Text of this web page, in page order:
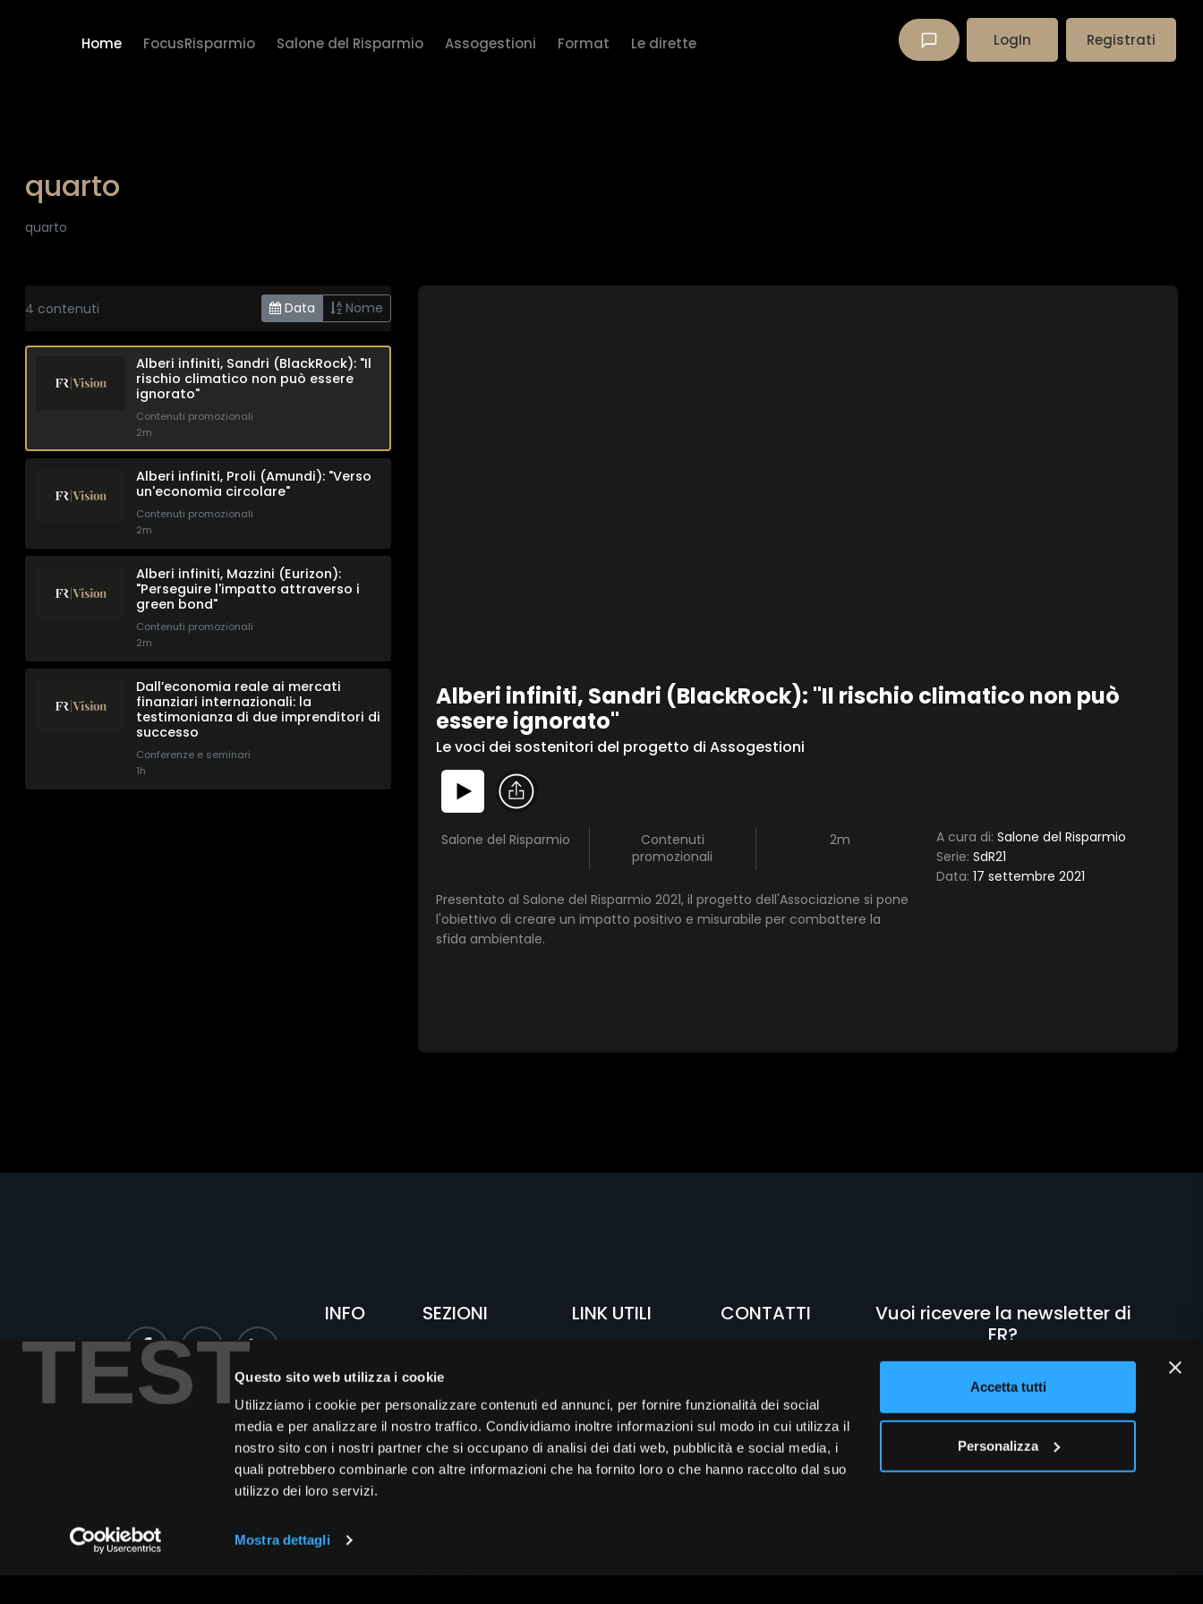
TESTQuesto sito web utilizza i cookie
Utilizziamo i cookie per personalizzare contenuti ed annunci, per fornire funzionalità dei social
media e per analizzare il nostro traffico. Condividiamo inoltre informazioni sul modo in cui utilizza il
nostro sito con i nostri partner che si occupano di analisi dei dati web, pubblicità e social media, i
quali potrebbero combinarle con altre informazioni che ha fornito loro o che hanno raccolto dal suo
utilizzo dei loro servizi.
Mostra dettagli
Accetta tutti
Personalizza
quarto
quarto
4 contenuti Data Nome
Alberi infiniti, Sandri (BlackRock): "Il
rischio climatico non può essere
ignorato"
Contenuti promozionali
2m
Alberi infiniti, Proli (Amundi): "Verso
un'economia circolare"
Contenuti promozionali
2m
Alberi infiniti, Mazzini (Eurizon):
"Perseguire l'impatto attraverso i
green bond"
Contenuti promozionali
2m
Dall’economia reale ai mercati
finanziari internazionali: la
testimonianza di due imprenditori di
successo
Conferenze e seminari
1h
Alberi infiniti, Sandri (BlackRock): "Il rischio climatico non può
essere ignorato"
Le voci dei sostenitori del progetto di Assogestioni
Salone del Risparmio
Contenuti
promozionali
2m
Presentato al Salone del Risparmio 2021, il progetto dell'Associazione si pone
l'obiettivo di creare un impatto positivo e misurabile per combattere la
sfida ambientale.
A cura di:Salone del Risparmio
Serie:SdR21
Data:17 settembre 2021
INFO
Le firme di
FR
Privacy
Cookies
Modello 231
Codice
SEZIONI
FocusRisparmio
Salone del
Risparmio
Assogestioni
Interviste e
LINK UTILI
FocusRisparmio
Sito Salone del
Risparmio
CONTATTI
20121 Milano
@SCRIVI ALLA
REDAZIONE
T. +39 02 361651.1
Vuoi ricevere la newsletter di
FR?
e aggiungila ai servizi del tuo
profilo
LogIn Registrati
Home FocusRisparmio Salone del Risparmio Assogestioni Format Le dirette